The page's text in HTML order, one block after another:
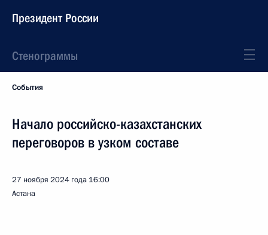
Президент России
Стенограммы
События
Начало российско-казахстанских
переговоров в узком составе
27 ноября 2024 года 16:00
Астана